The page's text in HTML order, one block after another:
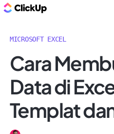
MICROSOFT EXCEL
Cara
Data di
Templat